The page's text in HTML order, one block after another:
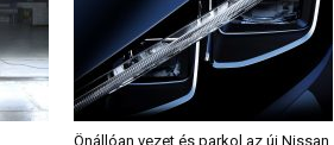
Önállóan vezet és parkol az új Nissan